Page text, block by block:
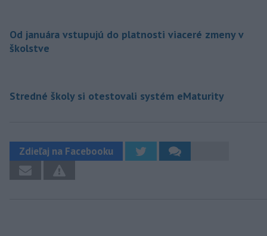
Od januára vstupujú do platnosti viaceré zmeny v
školstve
Stredné školy si otestovali systém eMaturity
Zdieľaj na Facebooku